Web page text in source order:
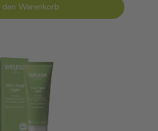
den Warenkorb